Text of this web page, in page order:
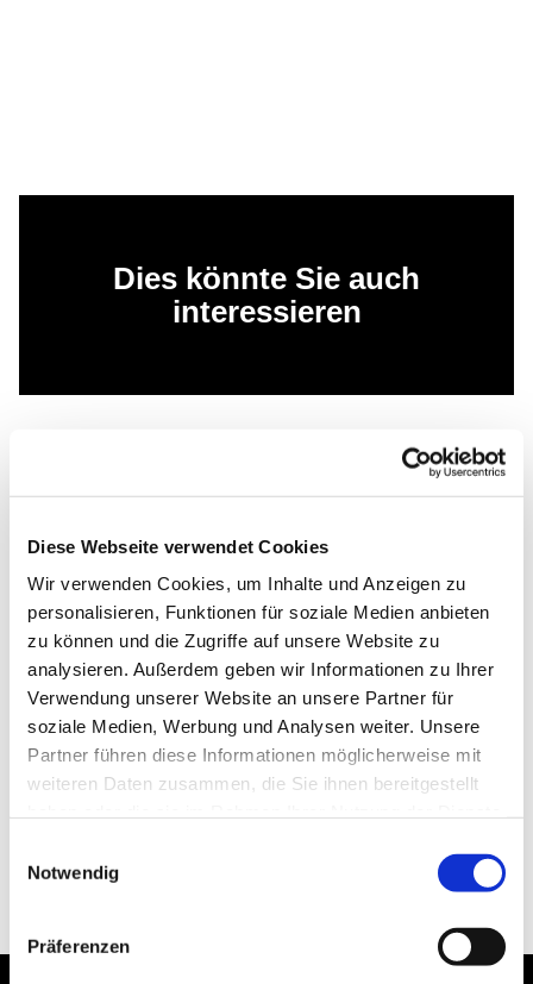
Diese Webseite verwendet Cookies
Wir verwenden Cookies, um Inhalte und Anzeigen zu
personalisieren, Funktionen für soziale Medien anbieten
zu können und die Zugriffe auf unsere Website zu
analysieren. Außerdem geben wir Informationen zu Ihrer
Verwendung unserer Website an unsere Partner für
soziale Medien, Werbung und Analysen weiter. Unsere
Partner führen diese Informationen möglicherweise mit
weiteren Daten zusammen, die Sie ihnen bereitgestellt
Notwendig
Präferenzen
Dies könnte Sie auch
interessieren